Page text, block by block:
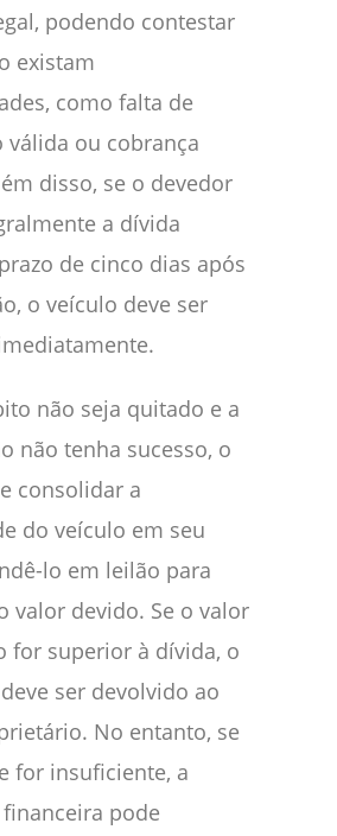
podendo contestar
existam
como falta de
válida ou cobrança
disso, se o devedor
a dívida
de cinco dias após
o veículo deve ser
não seja quitado e a
não tenha sucesso, o
consolidar a
do veículo em seu
lo em leilão para
valor devido. Se o valor
for superior à dívida, o
ser devolvido ao
No entanto, se
for insuficiente, a
pode